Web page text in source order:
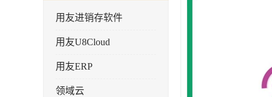
用友进销存软件
用友U8Cloud
用友ERP
领域云